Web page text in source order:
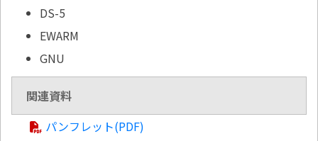
DS-5
EWARM
GNU
関連資料
パンフレット(PDF)